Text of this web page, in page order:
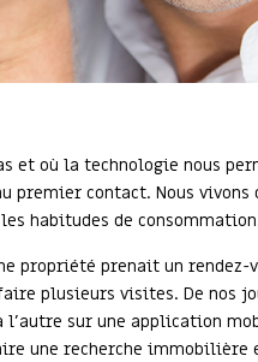
et où la technologie nous
contact. Nous
habitudes de
propriété prenait un rendez-
plusieurs visites. De nos
sur une application
une recherche immobilière